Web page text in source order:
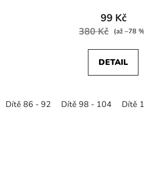
99 Kč
380 Kč (až –78
DETAIL
Dítě 86 - 92 Dítě 98 - 104 Dítě